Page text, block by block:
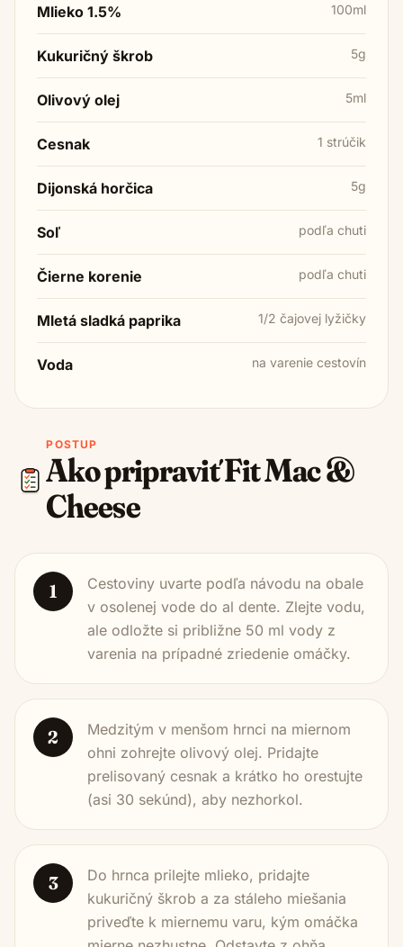
Mlieko 1.5% 100ml
Kukuričný škrob 5g
Olivový olej 5ml
Cesnak 1 strúčik
Dijonská horčica 5g
Soľ podľa chuti
Čierne korenie podľa chuti
Mletá sladká paprika 1/2 čajovej lyžičky
Voda na varenie cestovín
POSTUP
Ako pripraviťFit Mac &
Cheese
1
Cestoviny uvarte podľa návodu na obale
v osolenej vode do al dente. Zlejte vodu,
ale odložte si približne 50 ml vody z
varenia na prípadné zriedenie omáčky.
2
Medzitým v menšom hrnci na miernom
ohni zohrejte olivový olej. Pridajte
prelisovaný cesnak a krátko ho orestujte
(asi 30 sekúnd), aby nezhorkol.
3
Do hrnca prilejte mlieko, pridajte
kukuričný škrob a za stáleho miešania
priveďte k miernemu varu, kým omáčka